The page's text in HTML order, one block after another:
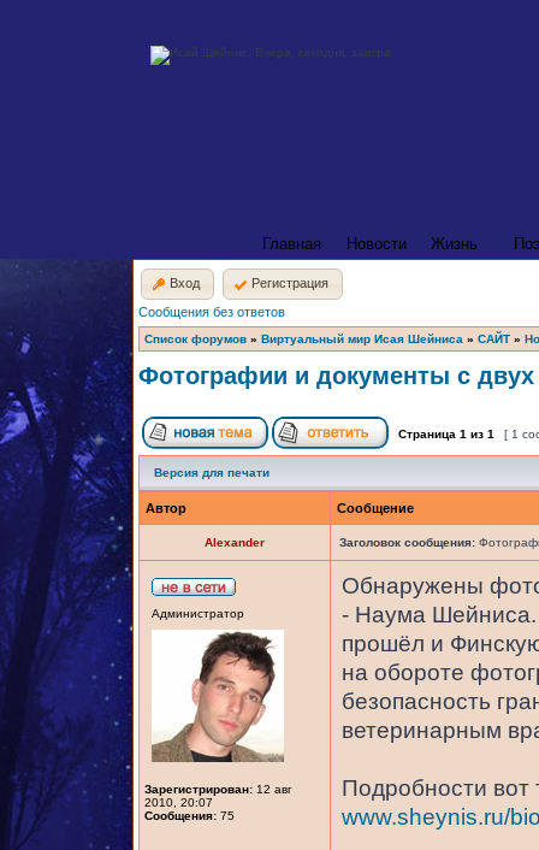
Главная Новости Жизнь
Вход
Регистрация
Сообщения без ответов
Список форумов » Виртуальный мир Исая Шейниса » САЙТ »
Фотографии и документы с
Страница 1 из 1 [ 1
Версия для печати
Автор Сообщение
Alexander Заголовок сообщения:
Администратор
Зарегистрирован: 12 авг
2010, 20:07
Сообщения: 75
Обнаружены
- Наума Шейниса.
прошёл и
на обороте
безопасность
ветеринарным
Подробности вот
www.sheynis.ru/